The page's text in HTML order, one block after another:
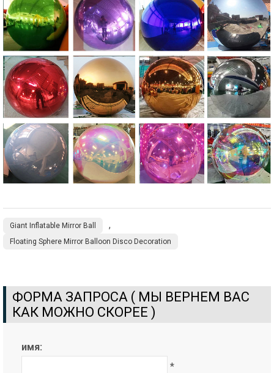
Giant Inflatable Mirror Ball ,
Floating Sphere Mirror Balloon Disco Decoration
ФОРМА ЗАПРОСА ( МЫ ВЕРНЕМ ВАС
КАК МОЖНО СКОРЕЕ )
имя:
*